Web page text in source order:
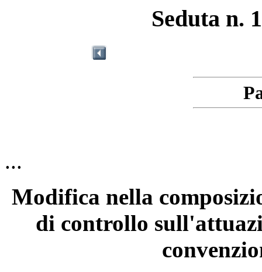
Seduta n.
...
Modifica nella
di controllo